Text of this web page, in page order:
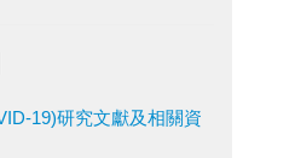
19)研究文獻及相關資